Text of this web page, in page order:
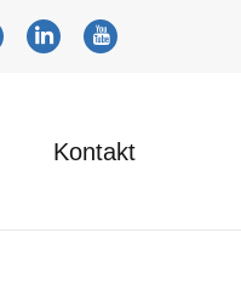
Kontakt